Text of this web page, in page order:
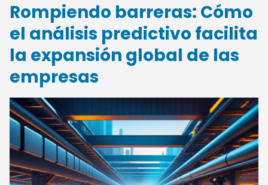
Rompiendo barreras: Cómo
el análisis predictivo facilita
la expansión global de las
empresas